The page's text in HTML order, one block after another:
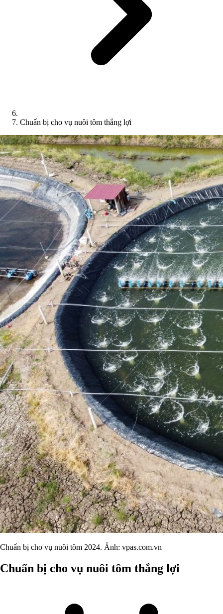
Chuẩn bị cho vụ nuôi tôm thắng lợi
Chuẩn bị cho vụ nuôi tôm 2024. Ảnh: vpas.com.vn
Chuẩn bị cho vụ nuôi tôm thắng lợi